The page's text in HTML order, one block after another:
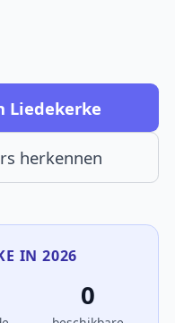
Liedekerke
herkennen
IN 2026
0